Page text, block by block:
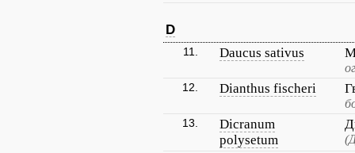
D
11. Daucus sativus
12. Dianthus fischeri
13.
Dicranum
polysetum